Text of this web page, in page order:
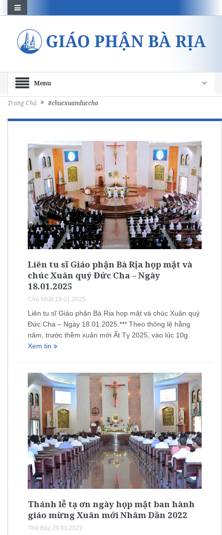
Menu
Trang Chủ #chucxuanduccha
Liên tu sĩ Giáo phận Bà Rịa họp mặt và
chúc Xuân quý Đức Cha – Ngày
18.01.2025
Chủ Nhật 19.01.2025
Liên tu sĩ Giáo phận Bà Rịa họp mặt và chúc Xuân quý
Đức Cha – Ngày 18.01.2025 *** Theo thông lệ hằng
năm, trước thềm xuân mới Ất Tỵ 2025, vào lúc 10g
Xem tin
Thánh lễ tạ ơn ngày họp mặt ban hành
giáo mừng Xuân mới Nhâm Dần 2022
Thứ Bảy 29.01.2022